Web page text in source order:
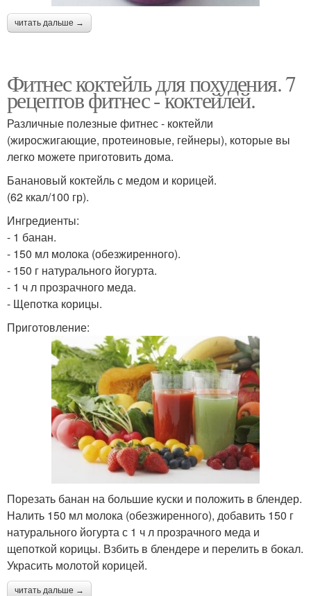
читать дальше →
Фитнес коктейль для похудения. 7
рецептов фитнес - коктейлей.
Различные полезные фитнес - коктейли
(жиросжигающие, протеиновые, гейнеры), которые вы
легко можете приготовить дома.
Банановый коктейль с медом и корицей.
(62 ккал/100 гр).
Ингредиенты:
- 1 банан.
- 150 мл молока (обезжиренного).
- 150 г натурального йогурта.
- 1 ч л прозрачного меда.
- Щепотка корицы.
Приготовление:
Порезать банан на большие куски и положить в блендер.
Налить 150 мл молока (обезжиренного), добавить 150 г
натурального йогурта с 1 ч л прозрачного меда и
щепоткой корицы. Взбить в блендере и перелить в бокал.
Украсить молотой корицей.
читать дальше →